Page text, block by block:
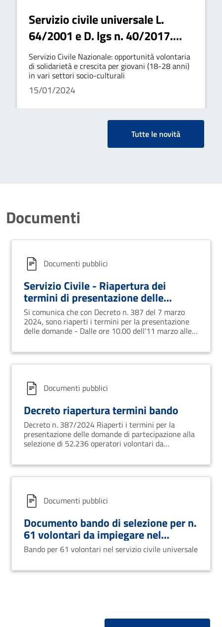
Servizio civile universale L.
64/2001 e D. lgs n. 40/2017.
Bando per la selezione di 61
operatori volontari: proroga
della scadenza al 15 febbraio
Servizio Civile Nazionale: opportunità volontaria
di solidarietà e crescita per giovani (18-28 anni)
in vari settori socio-culturali
15/01/2024
Tutte le novità
Documenti
Documenti pubblici
Servizio Civile - Riapertura dei
termini di presentazione delle
domande
Si comunica che con Decreto n. 387 del 7 marzo
2024, sono riaperti i termini per la presentazione
delle domande - Dalle ore 10.00 dell’11 marzo alle
Documenti pubblici
Decreto riapertura termini bando
Decreto n. 387/2024 Riaperti i termini per la
presentazione delle domande di partecipazione alla
selezione di 52.236 operatori volontari da
intervento di Servizio civile universale
Documenti pubblici
Documento bando di selezione per n.
61 volontari da impiegare nel
servizio civile universale
Bando per 61 volontari nel servizio civile universale